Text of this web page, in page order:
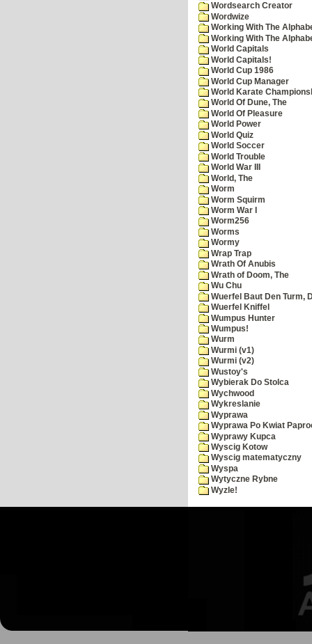
Wordsearch Creator
Wordwize
Working With The
Working With The
World Capitals
World Capitals!
World Cup 1986
World Cup Manager
World Karate
World Of Dune, The
World Of Pleasure
World Power
World Quiz
World Soccer
World Trouble
World War III
World, The
Worm
Worm Squirm
Worm War I
Worm256
Worms
Wormy
Wrap Trap
Wrath Of Anubis
Wrath of Doom, The
Wu Chu
Wuerfel Baut Den Turm,
Wuerfel Kniffel
Wumpus Hunter
Wumpus!
Wurm
Wurmi (v1)
Wurmi (v2)
Wustoy's
Wybierak Do Stolca
Wychwood
Wykreslanie
Wyprawa
Wyprawa Po Kwiat
Wyprawy Kupca
Wyscig Kotow
Wyscig matematyczny
Wyspa
Wytyczne Rybne
Wyzle!